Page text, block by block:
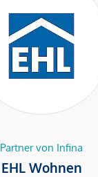
Partner von Infina
EHL Wohnen